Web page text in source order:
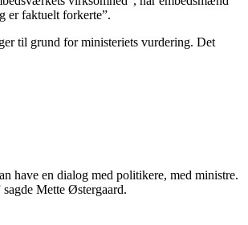
er faktuelt forkerte”.
til grund for ministeriets vurdering. Det
have en dialog med politikere, med ministre.
Mette Østergaard.